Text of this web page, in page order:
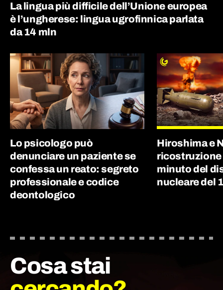
La lingua più difficile dell’Unione europea
è l’ungherese: lingua ugrofinnica parlata
da 14 mln
Lo psicologo può
denunciare un paziente se
confessa un reato: segreto
professionale e codice
deontologico
Hiroshima e
minuto del
nucleare del
Cosa stai